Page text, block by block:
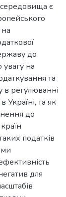
є
до
на
та
в регулюванні
Україні, та як
до
податків
для